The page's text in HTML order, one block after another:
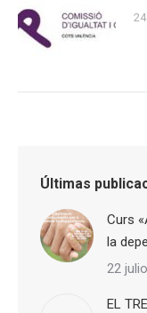
Últimas
Curs
la
22
EL